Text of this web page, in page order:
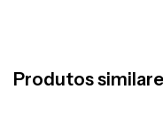
Produtos